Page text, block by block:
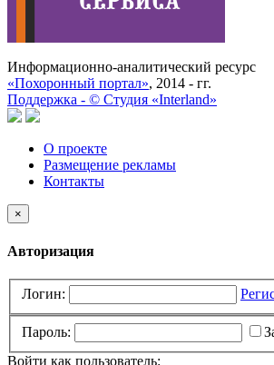
Информационно-аналитический ресурс
«Похоронный портал», 2014 - гг.
Поддержка - © Cтудия «Interland»
О проекте
Размещение рекламы
Контакты
×
Авторизация
Логин:
Пароль:
Войти как пользователь: